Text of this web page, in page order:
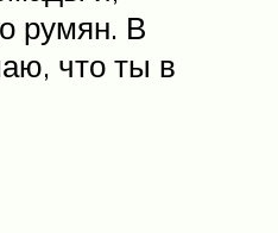
румян. В
что ты в